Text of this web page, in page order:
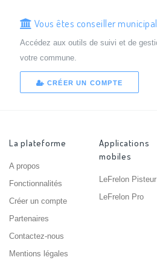
Vous êtes conseiller
Accédez aux outils de suivi et de
votre commune.
CRÉER UN COMPTE
La plateforme
A propos
Fonctionnalités
Créer un compte
Partenaires
Contactez-nous
Mentions légales
Applications
mobiles
LeFrelon Pisteur
LeFrelon Pro